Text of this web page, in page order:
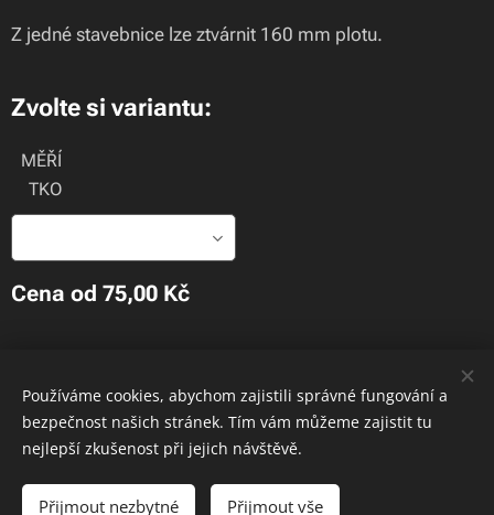
Z jedné stavebnice lze ztvárnit 160 mm plotu.
Zvolte si variantu:
MĚŘÍ
TKO
Cena od 75,00 Kč
Do košíku
JAKO MODELS Cookies
Používáme cookies, abychom zajistili správné fungování a
bezpečnost našich stránek. Tím vám můžeme zajistit tu
nejlepší zkušenost při jejich návštěvě.
Přijmout nezbytné Přijmout vše